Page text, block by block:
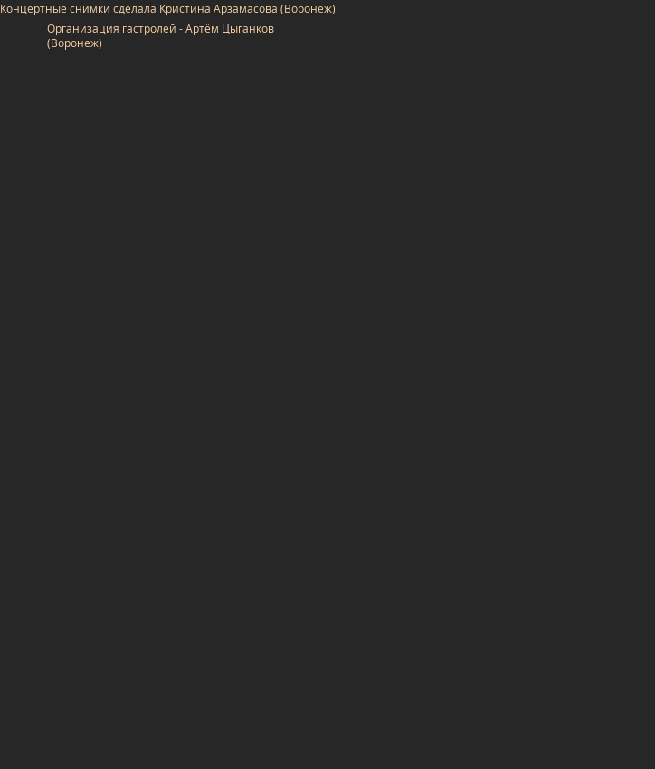
Концертные снимки сделала Кристина Арзамасова (Воронеж)
Организация гастролей - Артём Цыганков
(Воронеж)